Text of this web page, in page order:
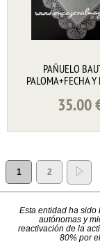
PAÑUELO
PALOMA+FECHA
35.00
1 2
Esta entidad ha sido
autónomas y
reactivación de la
80% por